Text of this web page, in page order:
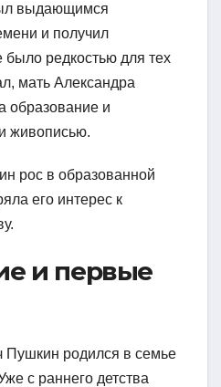
выдающимся
и получил
было редкостью для тех
мать Александра
образование и
живописью.
рос в образованной
его интерес к
и первые
Пушкин родился в семье
с раннего детства